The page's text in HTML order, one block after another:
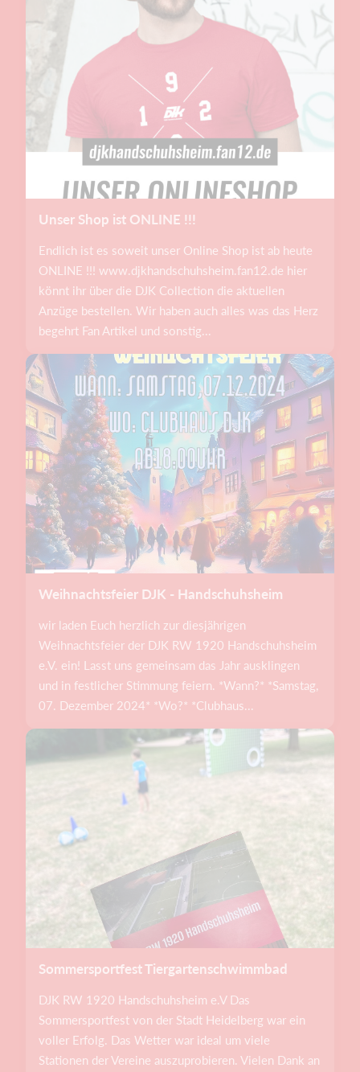
Unser Shop ist ONLINE !!!
Endlich ist es soweit unser Online Shop ist ab heute
ONLINE !!! www.djkhandschuhsheim.fan12.de hier
könnt ihr über die DJK Collection die aktuellen
Anzüge bestellen. Wir haben auch alles was das Herz
begehrt Fan Artikel und sonstig...
Weihnachtsfeier DJK - Handschuhsheim
wir laden Euch herzlich zur diesjährigen
Weihnachtsfeier der DJK RW 1920 Handschuhsheim
e.V. ein! Lasst uns gemeinsam das Jahr ausklingen
und in festlicher Stimmung feiern. *Wann?* *Samstag,
07. Dezember 2024* *Wo?* *Clubhaus...
Sommersportfest Tiergartenschwimmbad
DJK RW 1920 Handschuhsheim e.V Das
Sommersportfest von der Stadt Heidelberg war ein
voller Erfolg. Das Wetter war ideal um viele
Stationen der Vereine auszuprobieren. Vielen Dank an